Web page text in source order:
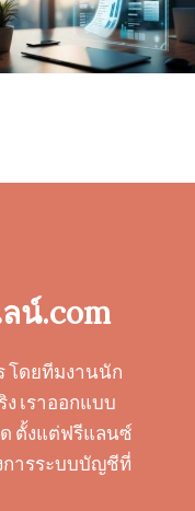
น์.com
โดยทีมงานนัก
เราออกแบบ
ตั้งแต่ฟรีแลนซ์
การระบบบัญชีที่